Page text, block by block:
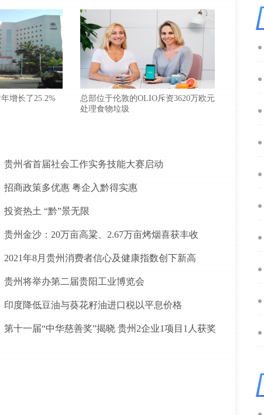
增长了25.2%
总部位于伦敦的OLIO斥资3620万欧元
处理食物垃圾
贵州省首届社会工作实务技能大赛启动
招商政策多优惠 粤企入黔得实惠
投资热土 “黔”景无限
贵州金沙：20万亩高粱、2.67万亩烤烟喜获丰收
2021年8月贵州消费者信心及健康指数创下新高
贵州将举办第二届贵阳工业博览会
印度降低豆油与葵花籽油进口税以平息价格
第十一届“中华慈善奖”揭晓 贵州2企业1项目1人获奖